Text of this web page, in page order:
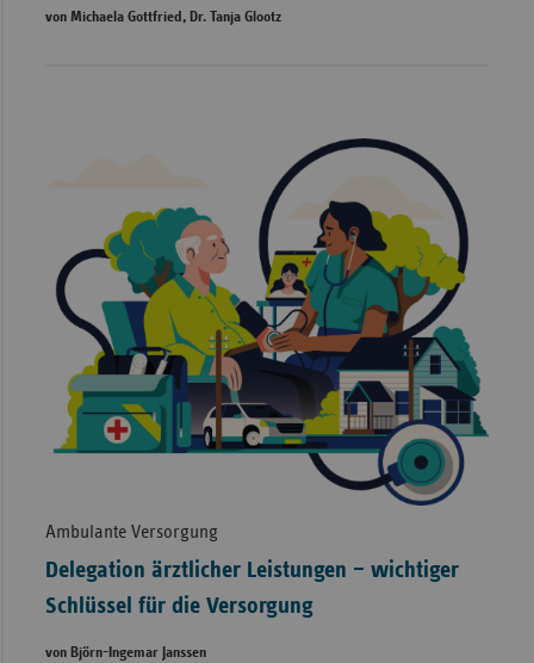
von Michaela Gottfried, Dr. Tanja Glootz
Ambulante Versorgung
Delegation ärztlicher Leistungen – wichtiger
Schlüssel für die Versorgung
von Björn-Ingemar Janssen